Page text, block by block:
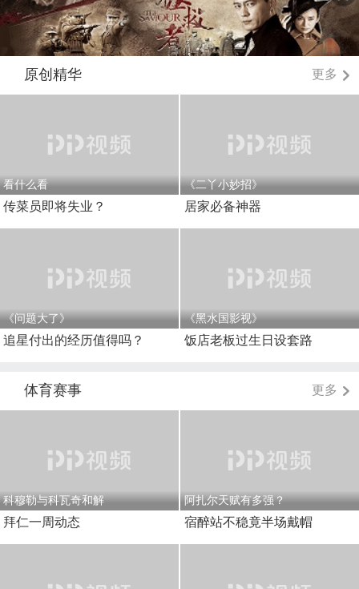
原创精华 更多
看什么看
传菜员即将失业？
《二丫小妙招》
居家必备神器
《问题大了》
追星付出的经历值得吗？
《黑水国影视》
饭店老板过生日设套路
体育赛事 更多
科穆勒与科瓦奇和解
拜仁一周动态
阿扎尔天赋有多强？
宿醉站不稳竟半场戴帽